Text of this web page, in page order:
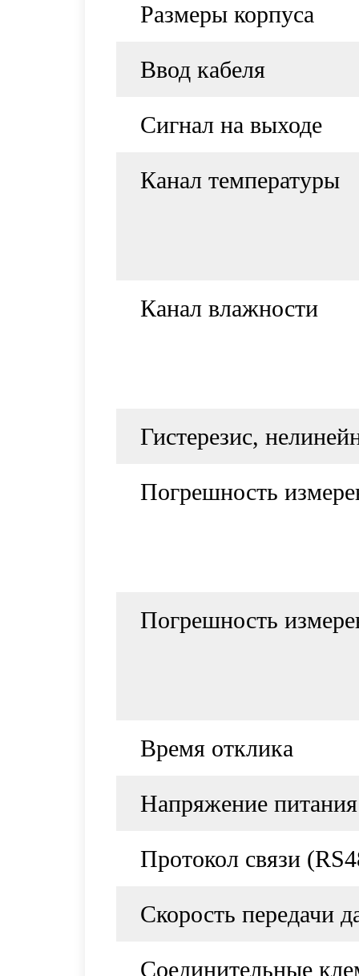
Размеры корпуса
Ввод кабеля
Сигнал на выходе
Канал температуры
Канал влажности
Гистерезис,
Погрешность
Погрешность
Время отклика
Напряжение
Протокол связи
Скорость передачи
Соединительные